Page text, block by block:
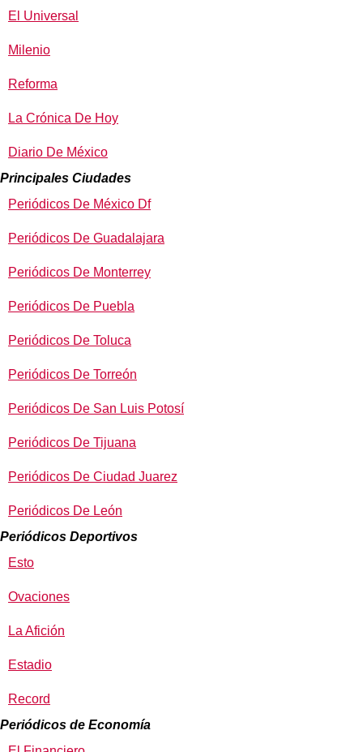
El Universal
Milenio
Reforma
La Crónica De Hoy
Diario De México
Principales Ciudades
Periódicos De México Df
Periódicos De Guadalajara
Periódicos De Monterrey
Periódicos De Puebla
Periódicos De Toluca
Periódicos De Torreón
Periódicos De San Luis Potosí
Periódicos De Tijuana
Periódicos De Ciudad Juarez
Periódicos De León
Periódicos Deportivos
Esto
Ovaciones
La Afición
Estadio
Record
Periódicos de Economía